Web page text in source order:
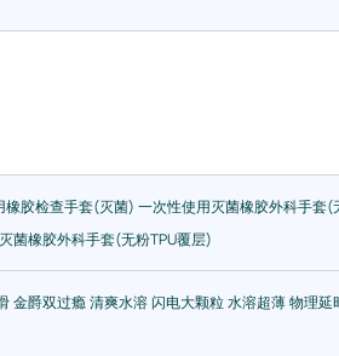
橡胶检查手套(灭菌) 一次性使用灭菌橡胶外科手套(
菌橡胶外科手套(无粉TPU覆层)
金爵双过瘾清爽水溶闪电大颗粒水溶超薄物理延